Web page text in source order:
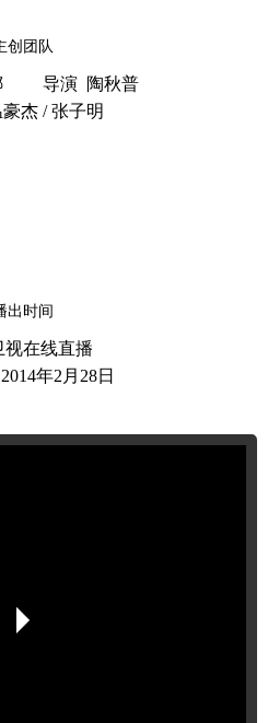
创团队
导演 陶秋普
杰 / 张子明
出时间
视在线直播
年2月28日